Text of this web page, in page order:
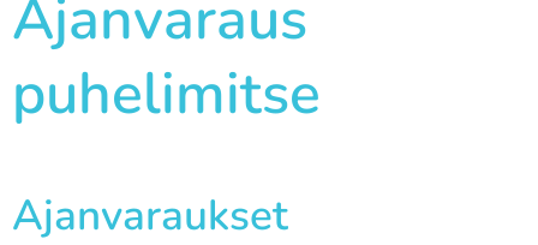
Ajanvaraus
puhelimitse
Ajanvaraukset